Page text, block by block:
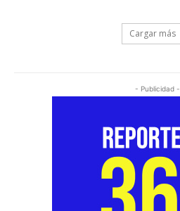
- Publicidad -
Cargar más